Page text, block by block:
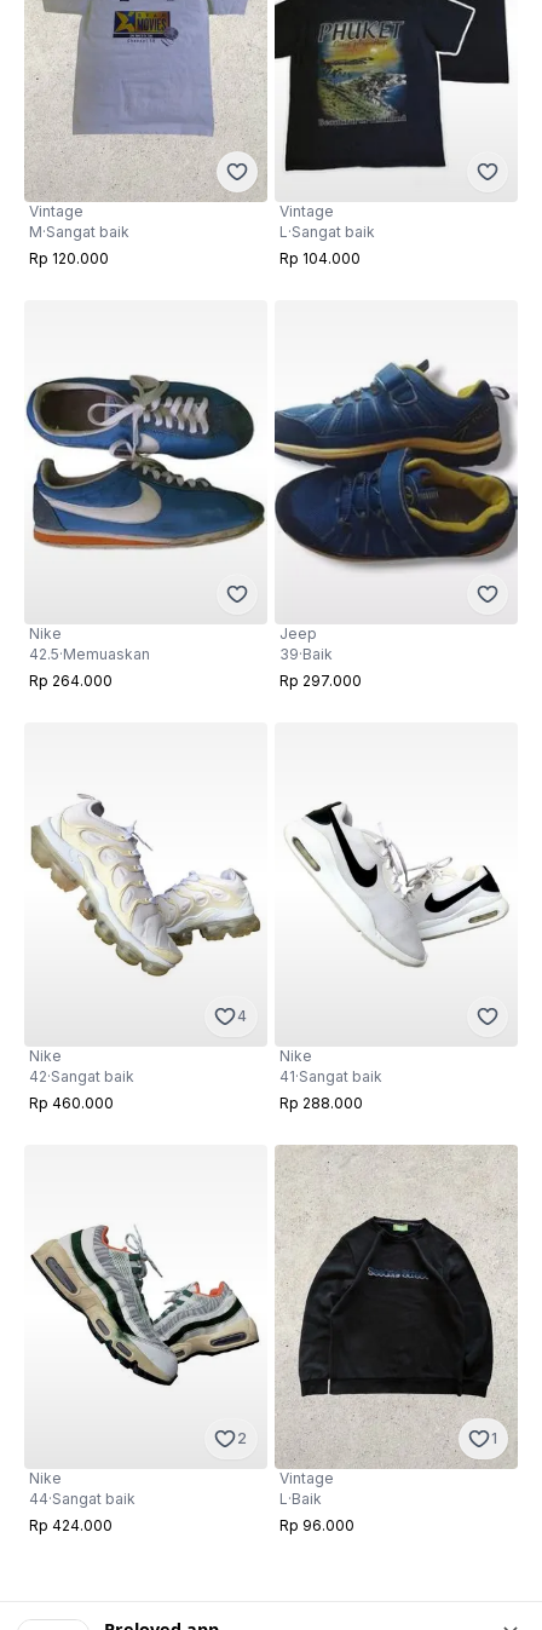
Vintage
M·Sangat baik
Rp 120.000
Vintage
L·Sangat baik
Rp 104.000
Nike
42.5·Memuaskan
Rp 264.000
Jeep
39·Baik
Rp 297.000
4
Nike
42·Sangat baik
Rp 460.000
Nike
41·Sangat baik
Rp 288.000
2
Nike
44·Sangat baik
Rp 424.000
1
Vintage
L·Baik
Rp 96.000